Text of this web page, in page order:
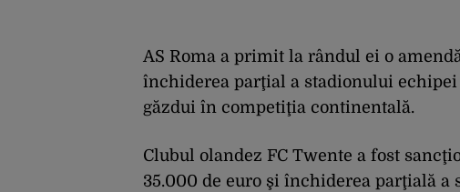
AS Roma a primit la rândul ei o
închiderea parţial a stadionului
găzdui în competiţia continentală.
Clubul olandez FC Twente a fost
35.000 de euro şi închiderea parţială